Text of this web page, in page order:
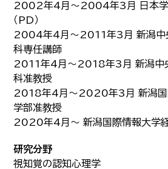
2002年4月～2004年3月 日本学
（PD）
2004年4月～2011年3月 新潟中
科専任講師
2011年4月～2018年3月 新潟中
科准教授
2018年4月～2020年3月 新潟国
学部准教授
2020年4月～ 新潟国際情報大学
研究分野
視知覚の認知心理学